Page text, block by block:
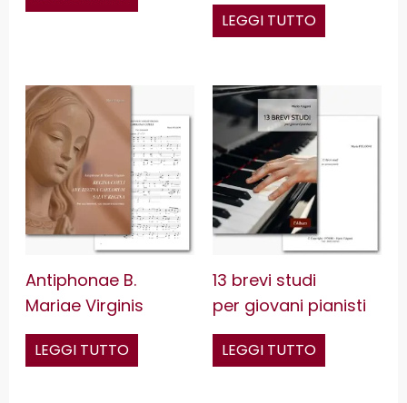
LEGGI TUTTO
Antiphonae B.
Mariae Virginis
LEGGI TUTTO
13 brevi studi
per giovani pianisti
LEGGI TUTTO